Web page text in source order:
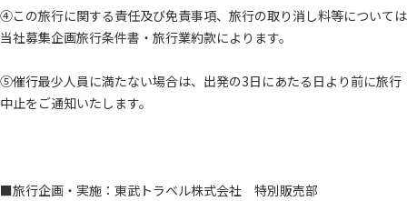
④この旅行に関する責任及び免責事項、旅行の取り消し料等については
当社募集企画旅行条件書・旅行業約款によります。
⑤催行最少人員に満たない場合は、出発の3日にあたる日より前に旅行
中止をご通知いたします。
■旅行企画・実施：東武トラベル株式会社 特別販売部